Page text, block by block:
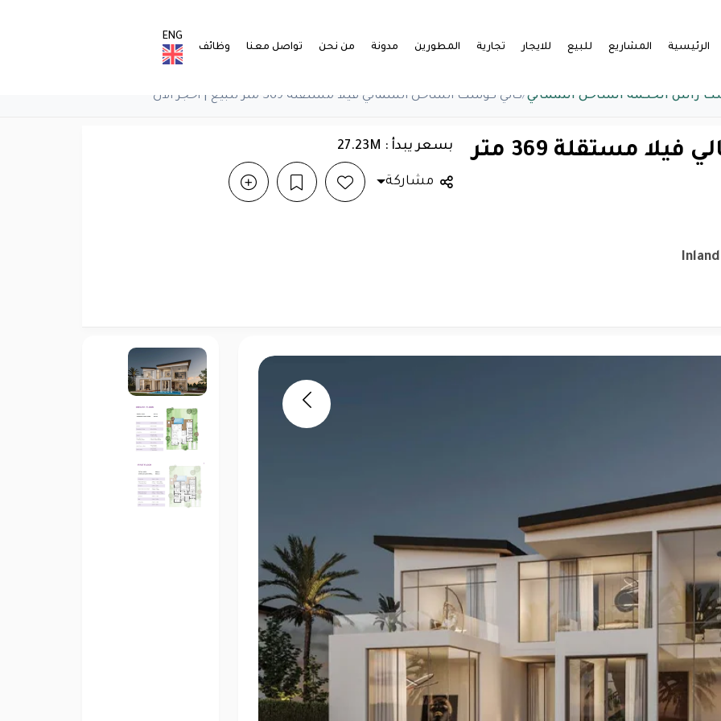
الرئيسية المشاريع للبيع للايجار تجارية المطورين مدونة من نحن تواصل معنا وظائف
ENG
راس الحكمة الساحل الشمالي/كالي كوست الساحل الشمالي فيلا مستقلة 369 متر للبيع | احجز الآن
كالي كوست الساحل الشمالي فيلا مستقلة 369 متر
Inland
بسعر يبدأ : 27.23M
مشاركة
Previous